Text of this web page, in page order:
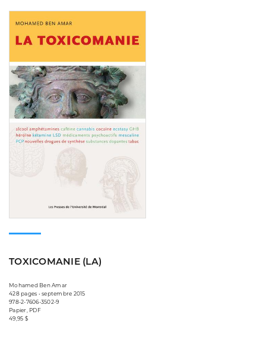
TOXICOMANIE (LA)
Mohamed Ben Amar
428 pages • septembre 2015
978-2-7606-3502-9
Papier, PDF
49,95 $